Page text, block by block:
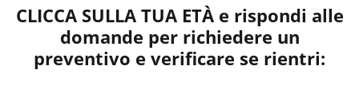
CLICCA SULLA TUA ETÀ e rispondi alle
domande per richiedere un
preventivo e verificare se rientri: